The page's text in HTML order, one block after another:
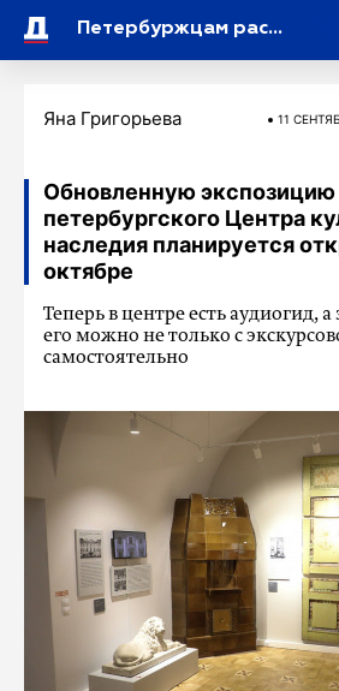
Петербуржцам рассказали, какая погода будет во второй половине сентября
Яна Григорьева 11
Обновленную экспозицию
петербургского Центра
наследия планируется
октябре
Теперь в центре есть аудиогид,
его можно не только с
самостоятельно